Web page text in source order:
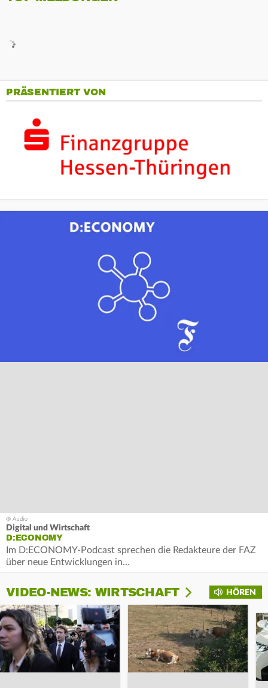
PRÄSENTIERT VON
Digital und Wirtschaft
D:ECONOMY
Im D:ECONOMY-Podcast sprechen die Redakteure der FAZ
über neue Entwicklungen in…
HÖREN
VIDEO-NEWS: WIRTSCHAFT